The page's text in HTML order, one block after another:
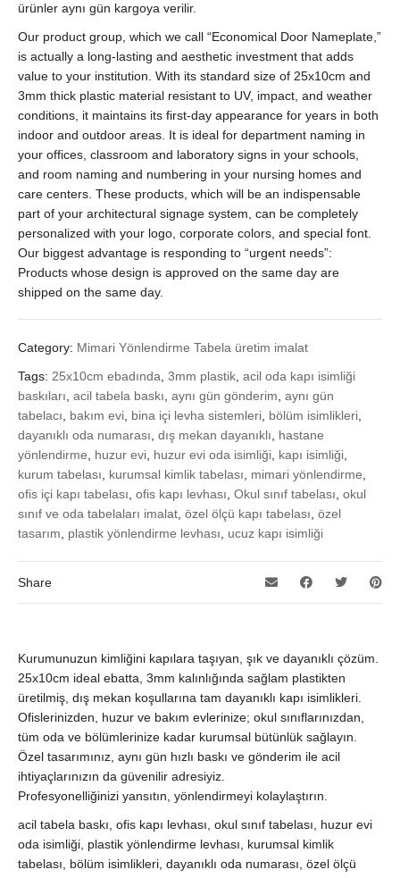
ürünler aynı gün kargoya verilir.
Our product group, which we call “Economical Door Nameplate,”
is actually a long-lasting and aesthetic investment that adds
value to your institution. With its standard size of 25x10cm and
3mm thick plastic material resistant to UV, impact, and weather
conditions, it maintains its first-day appearance for years in both
indoor and outdoor areas. It is ideal for department naming in
your offices, classroom and laboratory signs in your schools,
and room naming and numbering in your nursing homes and
care centers. These products, which will be an indispensable
part of your architectural signage system, can be completely
personalized with your logo, corporate colors, and special font.
Our biggest advantage is responding to “urgent needs”:
Products whose design is approved on the same day are
shipped on the same day.
Category: Mimari Yönlendirme Tabela üretim imalat
Tags: 25x10cm ebadında 3mm plastik acil oda kapı isimliği
baskıları acil tabela baskı aynı gün gönderim aynı gün
tabelacı
bakım evi bina içi levha sistemleri bölüm isimlikleri
dayanıklı oda numarası dış mekan dayanıklı
hastane
yönlendirme
huzur evi huzur evi oda isimliği kapı isimliği
kurum tabelası
kurumsal kimlik tabelası mimari yönlendirme
ofis içi kapı tabelası ofis kapı levhası Okul sınıf tabelası okul
sınıf ve oda tabelaları imalat özel ölçü kapı tabelası özel
tasarım
plastik yönlendirme levhası ucuz kapı isimliği
Share
Kurumunuzun kimliğini kapılara taşıyan, şık ve dayanıklı çözüm.
25x10cm ideal ebatta, 3mm kalınlığında sağlam plastikten
üretilmiş, dış mekan koşullarına tam dayanıklı kapı isimlikleri.
Ofislerinizden, huzur ve bakım evlerinize; okul sınıflarınızdan,
tüm oda ve bölümlerinize kadar kurumsal bütünlük sağlayın.
Özel tasarımınız, aynı gün hızlı baskı ve gönderim ile acil
ihtiyaçlarınızın da güvenilir adresiyiz.
Profesyonelliğinizi yansıtın, yönlendirmeyi kolaylaştırın.
acil tabela baskı, ofis kapı levhası, okul sınıf tabelası, huzur evi
oda isimliği, plastik yönlendirme levhası, kurumsal kimlik
tabelası, bölüm isimlikleri, dayanıklı oda numarası, özel ölçü